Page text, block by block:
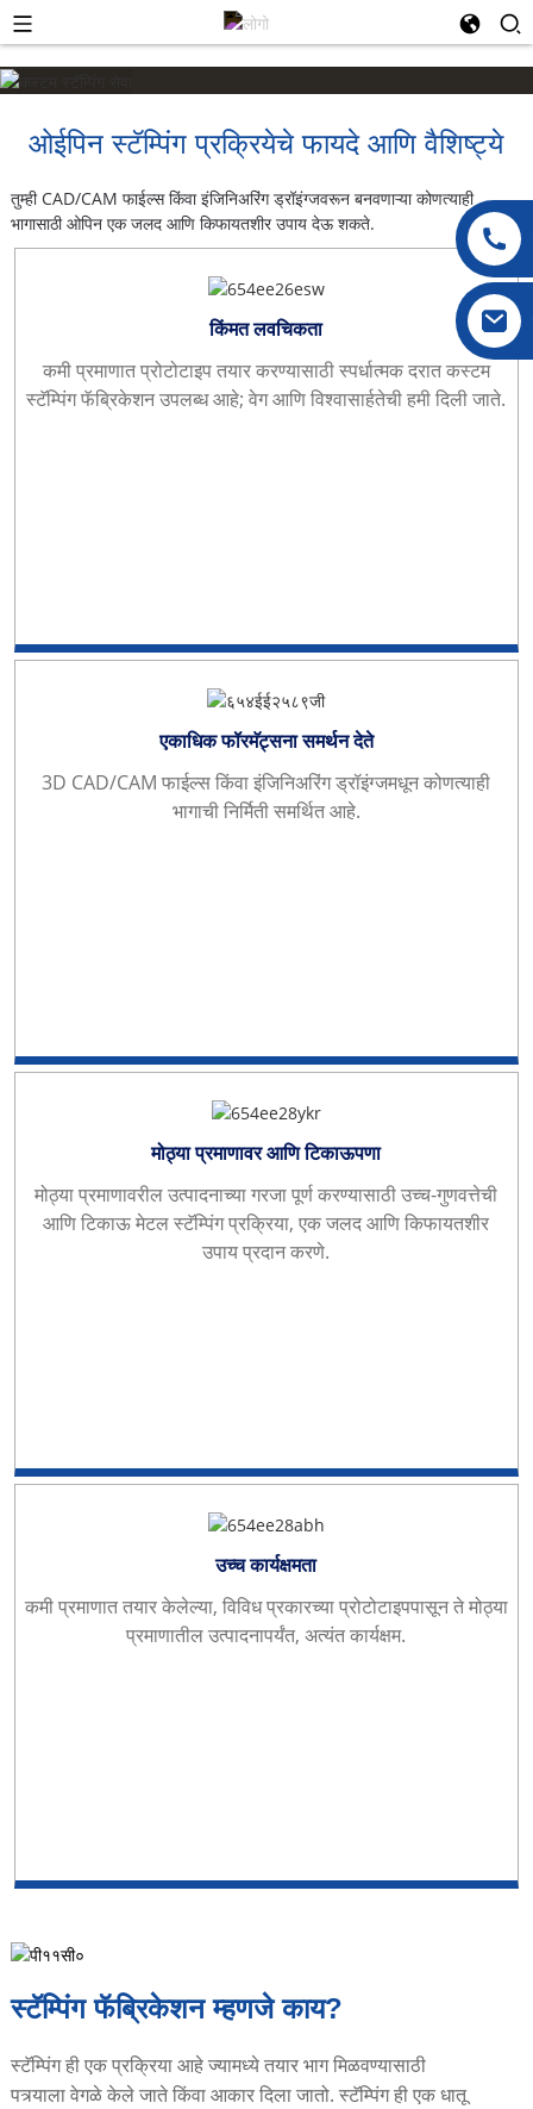
ओईपिन स्टॅम्पिंग प्रक्रियेचे फायदे आणि वैशिष्ट्ये
तुम्ही CAD/CAM फाईल्स किंवा इंजिनिअरिंग ड्रॉइंग्जवरून बनवणाऱ्या कोणत्याही
भागासाठी ओपिन एक जलद आणि किफायतशीर उपाय देऊ शकते.
किंमत लवचिकता
कमी प्रमाणात प्रोटोटाइप तयार करण्यासाठी स्पर्धात्मक दरात कस्टम
स्टॅम्पिंग फॅब्रिकेशन उपलब्ध आहे; वेग आणि विश्वासार्हतेची हमी दिली जाते.
एकाधिक फॉरमॅट्सना समर्थन देते
3D CAD/CAM फाईल्स किंवा इंजिनिअरिंग ड्रॉइंग्जमधून कोणत्याही
भागाची निर्मिती समर्थित आहे.
मोठ्या प्रमाणावर आणि टिकाऊपणा
मोठ्या प्रमाणावरील उत्पादनाच्या गरजा पूर्ण करण्यासाठी उच्च-गुणवत्तेची
आणि टिकाऊ मेटल स्टॅम्पिंग प्रक्रिया, एक जलद आणि किफायतशीर
उपाय प्रदान करणे.
उच्च कार्यक्षमता
कमी प्रमाणात तयार केलेल्या, विविध प्रकारच्या प्रोटोटाइपपासून ते मोठ्या
प्रमाणातील उत्पादनापर्यंत, अत्यंत कार्यक्षम.
स्टॅम्पिंग फॅब्रिकेशन म्हणजे काय?
स्टॅम्पिंग ही एक प्रक्रिया आहे ज्यामध्ये तयार भाग मिळवण्यासाठी
पत्र्याला वेगळे केले जाते किंवा आकार दिला जातो. स्टॅम्पिंग ही एक धातू